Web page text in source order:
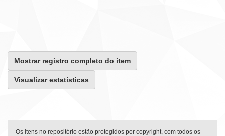
Mostrar registro completo do item
Visualizar estatísticas
Os itens no repositório estão protegidos por copyright, com todos os